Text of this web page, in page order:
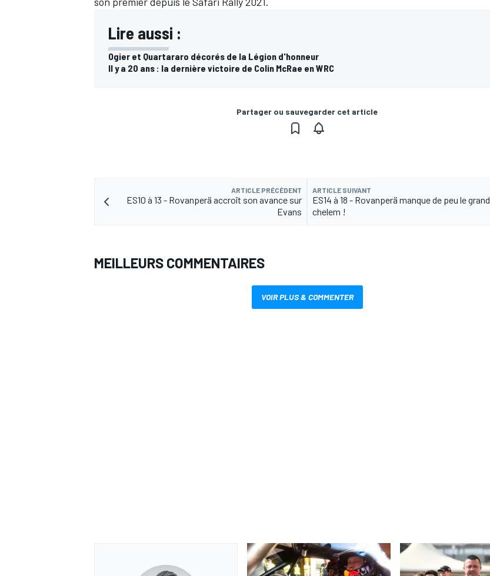
Lire aussi :
Ogier et Quartararo décorés de la Légion d'honneur
Il y a 20 ans : la dernière victoire de Colin McRae en WRC
Partager ou sauvegarder cet article
ARTICLE PRÉCÉDENT
ES10 à 13 - Rovanperä accroît son avance sur
Evans
ARTICLE SUIVANT
ES14 à 18 - Rovanperä manque de peu le grand
chelem !
MEILLEURS COMMENTAIRES
VOIR PLUS & COMMENTER